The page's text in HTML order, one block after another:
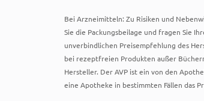
Bei Arzneimitteln: Zu Risiken und
Sie die Packungsbeilage und fragen Sie
unverbindlichen Preisempfehlung des
bei rezeptfreien Produkten außer
Hersteller. Der AVP ist ein von den
eine Apotheke in bestimmten Fällen das